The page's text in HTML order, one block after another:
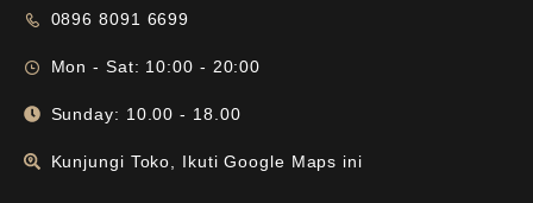
0896 8091 6699
Mon - Sat: 10:00 - 20:00
Sunday: 10.00 - 18.00
Kunjungi Toko, Ikuti Google Maps ini